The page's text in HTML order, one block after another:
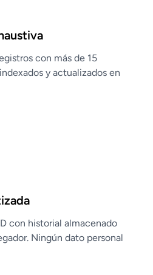
con más de 15
y actualizados en
con historial almacenado
Ningún dato personal